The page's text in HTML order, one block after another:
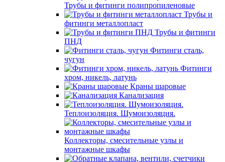
Трубы и фитинги полипропиленовые
Трубы и
фитинги металлопласт
Трубы и фитинги
ПНД
Фитинги сталь,
чугун
Фитинги
хром, никель, латунь
Краны шаровые
Канализация
Теплоизоляция. Шумоизоляция.
Коллекторы, смесительные узлы и
монтажные шкафы